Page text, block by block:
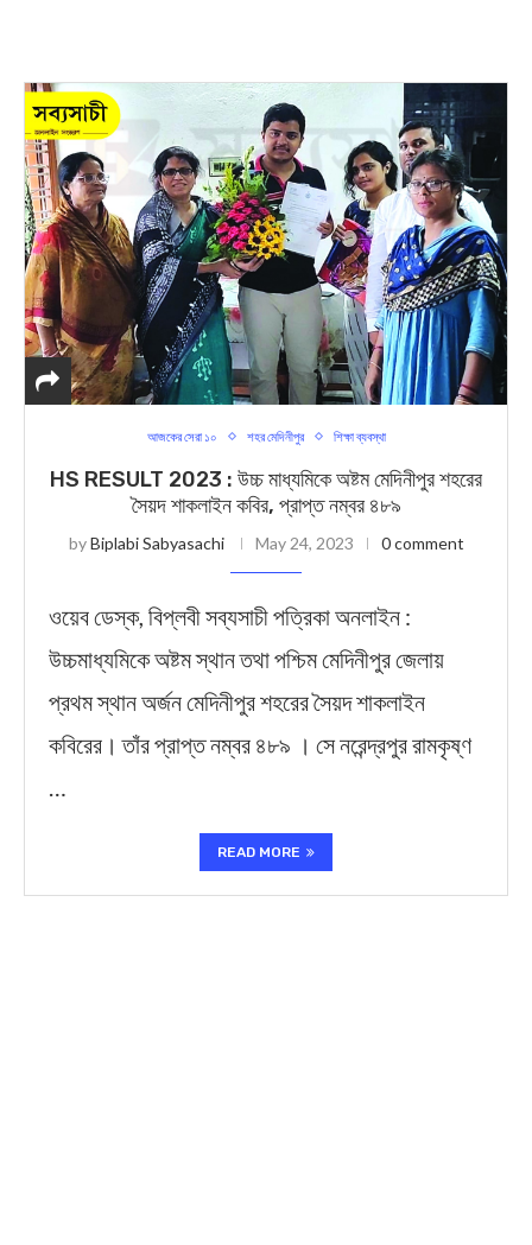
আজকের সেরা ১০ শহর মেদিনীপুর শিক্ষা ব্যবস্থা
HS RESULT 2023 : উচ্চ মাধ্যমিকে অষ্টম মেদিনীপুর শহরের
সৈয়দ শাকলাইন কবির, প্রাপ্ত নম্বর ৪৮৯
byBiplabi Sabyasachi May 24, 2023 0 comment
ওয়েব ডেস্ক, বিপ্লবী সব্যসাচী পত্রিকা অনলাইন :
উচ্চমাধ্যমিকে অষ্টম স্থান তথা পশ্চিম মেদিনীপুর জেলায়
প্রথম স্থান অর্জন মেদিনীপুর শহরের সৈয়দ শাকলাইন
কবিরের। তাঁর প্রাপ্ত নম্বর ৪৮৯ । সে নরেন্দ্রপুর রামকৃষ্ণ
…
READ MORE